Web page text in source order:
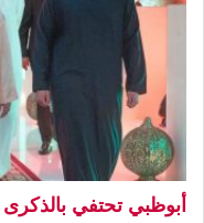
أبوظبي تحتفي